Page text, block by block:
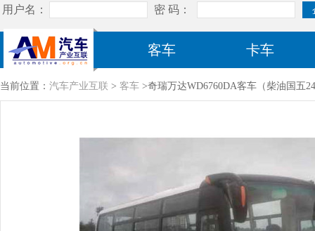
客车 卡车
当前位置： 汽车产业互联 > 客车 >奇瑞万达WD6760DA客车（柴油国五